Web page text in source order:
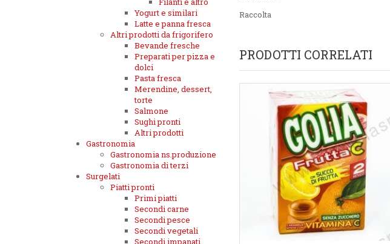
Raccolta
PRODOTTI CORRELATI
Yogurt e similari
Latte e panna fresca
Altri prodotti da frigorifero
Bevande fresche
Preparati per pizza e
dolci
Pasta fresca
Merendine, dessert,
torte
Salmone
Sughi pronti
Altri prodotti
Gastronomia
Gastronomia ns.produzione
Gastronomia di terzi
Surgelati
Piatti pronti
Primi piatti
Secondi carne
Secondi pesce
Secondi vegetali
Secondi impanati